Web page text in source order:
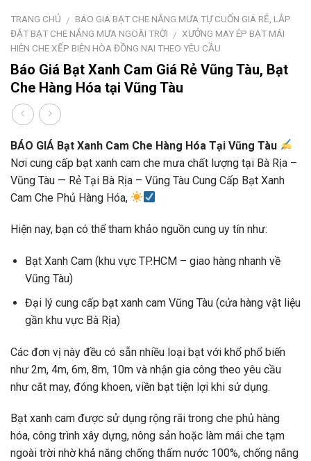
TRANG CHỦ / BÁO GIÁ BẠT CHE NẮNG MƯA TỰ CUỐN GIÁ RẺ, LẮP
ĐẶT BẠT CHE NẮNG MƯA NGOÀI TRỜI / XƯỞNG MAY ÉP BẠT MÁI
HIÊN CHE XẾP BIÊN HÒA ĐỒNG NAI THEO YÊU CẦU
Báo Giá Bạt Xanh Cam Giá Rẻ Vũng Tàu, Bạt
Che Hàng Hóa tại Vũng Tàu
BÁO GIÁ Bạt Xanh Cam Che Hàng Hóa Tại Vũng Tàu
Nơi cung cấp bạt xanh cam che mưa chất lượng tại Bà Rịa –
Vũng Tàu — Rẻ Tại Bà Rịa – Vũng Tàu Cung Cấp Bạt Xanh
Cam Che Phủ Hàng Hóa,
Hiện nay, bạn có thể tham khảo nguồn cung uy tín như:
Bạt Xanh Cam(khu vực TP.HCM – giao hàng nhanh về
Vũng Tàu)
Đại lý cung cấp bạt xanh cam Vũng Tàu(cửa hàng vật liệu
gần khu vực Bà Rịa)
Các đơn vị này đều có sẵn nhiều loại bạt với khổ phổ biến
như 2m, 4m, 6m, 8m, 10m và nhận gia công theo yêu cầu
như cắt may, đóng khoen, viền bạt tiện lợi khi sử dụng.
Bạt xanh cam được sử dụng rộng rãi trong che phủ hàng
hóa, công trình xây dựng, nông sản hoặc làm mái che tạm
ngoài trời nhờ khả năng chống thấm nước 100%, chống nắng